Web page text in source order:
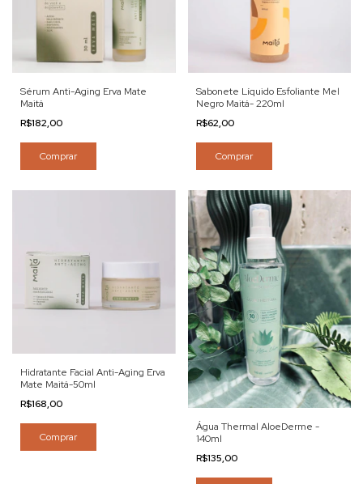
Sérum Anti-Aging Erva Mate
Maitá
R$182,00
Comprar
Sabonete Líquido Esfoliante Mel
Negro Maitá- 220ml
R$62,00
Comprar
Hidratante Facial Anti-Aging Erva
Mate Maitá-50ml
R$168,00
Comprar
Água Thermal AloeDerme -
140ml
R$135,00